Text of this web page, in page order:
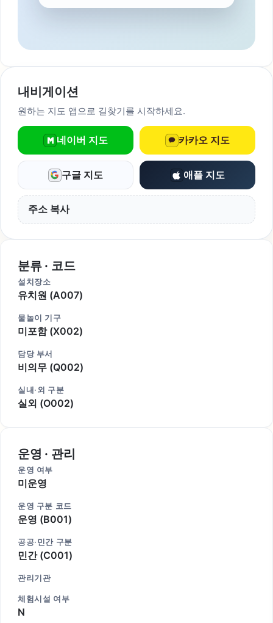
내비게이션
원하는 지도 앱으로 길찾기를 시작하세요.
네이버 지도 카카오 지도
구글 지도 애플 지도
주소 복사
분류 · 코드
설치장소
유치원 (A007)
물놀이 기구
미포함 (X002)
담당 부서
비의무 (Q002)
실내·외 구분
실외 (O002)
운영 · 관리
운영 여부
미운영
운영 구분 코드
운영 (B001)
공공·민간 구분
민간 (C001)
관리기관
체험시설 여부
N